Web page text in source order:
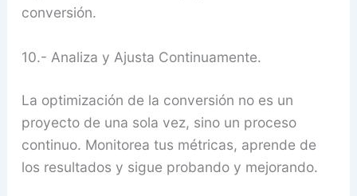
conversión.
10.- Analiza y Ajusta Continuamente.
La optimización de la conversión no es un
proyecto de una sola vez, sino un proceso
continuo. Monitorea tus métricas, aprende de
los resultados y sigue probando y mejorando.